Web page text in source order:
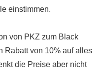
einstimmen.
von PKZ zum Black
Rabatt von 10% auf alles
die Preise aber nicht